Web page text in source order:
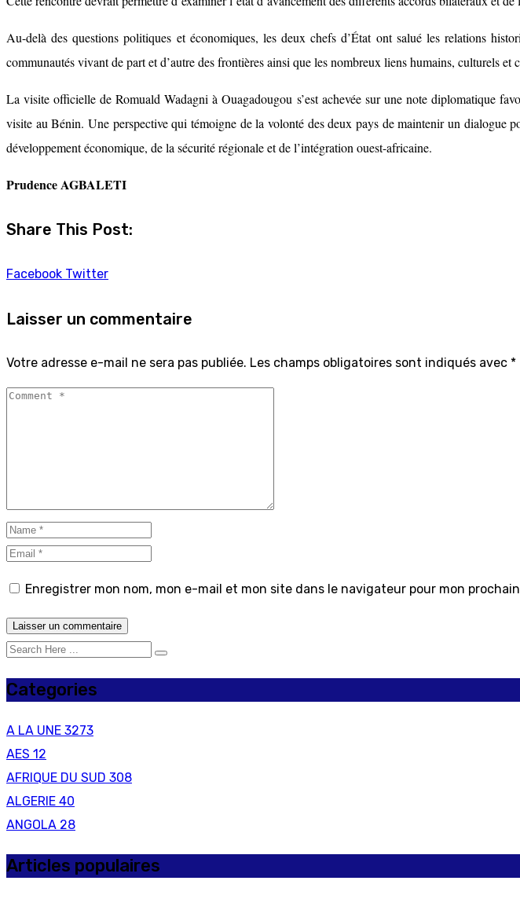
Au-delà des questions politiques et économiques, les deux chefs d’État ont salué les relations
communautés vivant de part et d’autre des frontières ainsi que les nombreux liens humains, culturels
La visite officielle de Romuald Wadagni à Ouagadougou s’est achevée sur une note diplomatique
visite au Bénin. Une perspective qui témoigne de la volonté des deux pays de maintenir un dialogue
développement économique, de la sécurité régionale et de l’intégration ouest-africaine.
Prudence AGBALETI
Share This Post:
Facebook Twitter
Laisser un commentaire
Votre adresse e-mail ne sera pas publiée. Les champs obligatoires sont indiqués avec *
Enregistrer mon nom, mon e-mail et mon site dans le navigateur pour mon
Categories
A LA UNE 3273
AES 12
AFRIQUE DU SUD 308
ALGERIE 40
ANGOLA 28
Articles populaires